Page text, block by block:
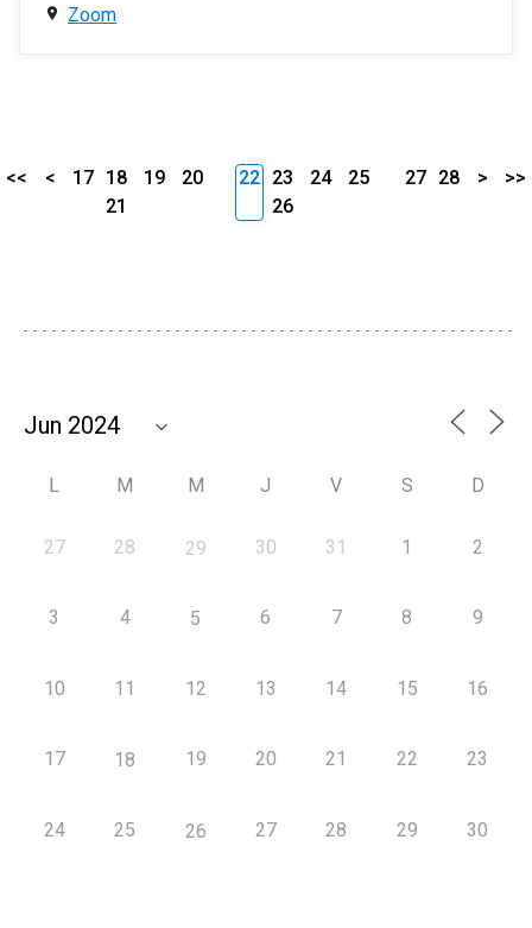
Zoom
<< < 17 18 19
20
21
22 23 24
25
26
27 28 > >>
L M M J V S D
27 28 29 30 31 1 2
3 4 5 6 7 8 9
10 11 12 13 14 15 16
17 18 19 20 21 22 23
24 25 26 27 28 29 30